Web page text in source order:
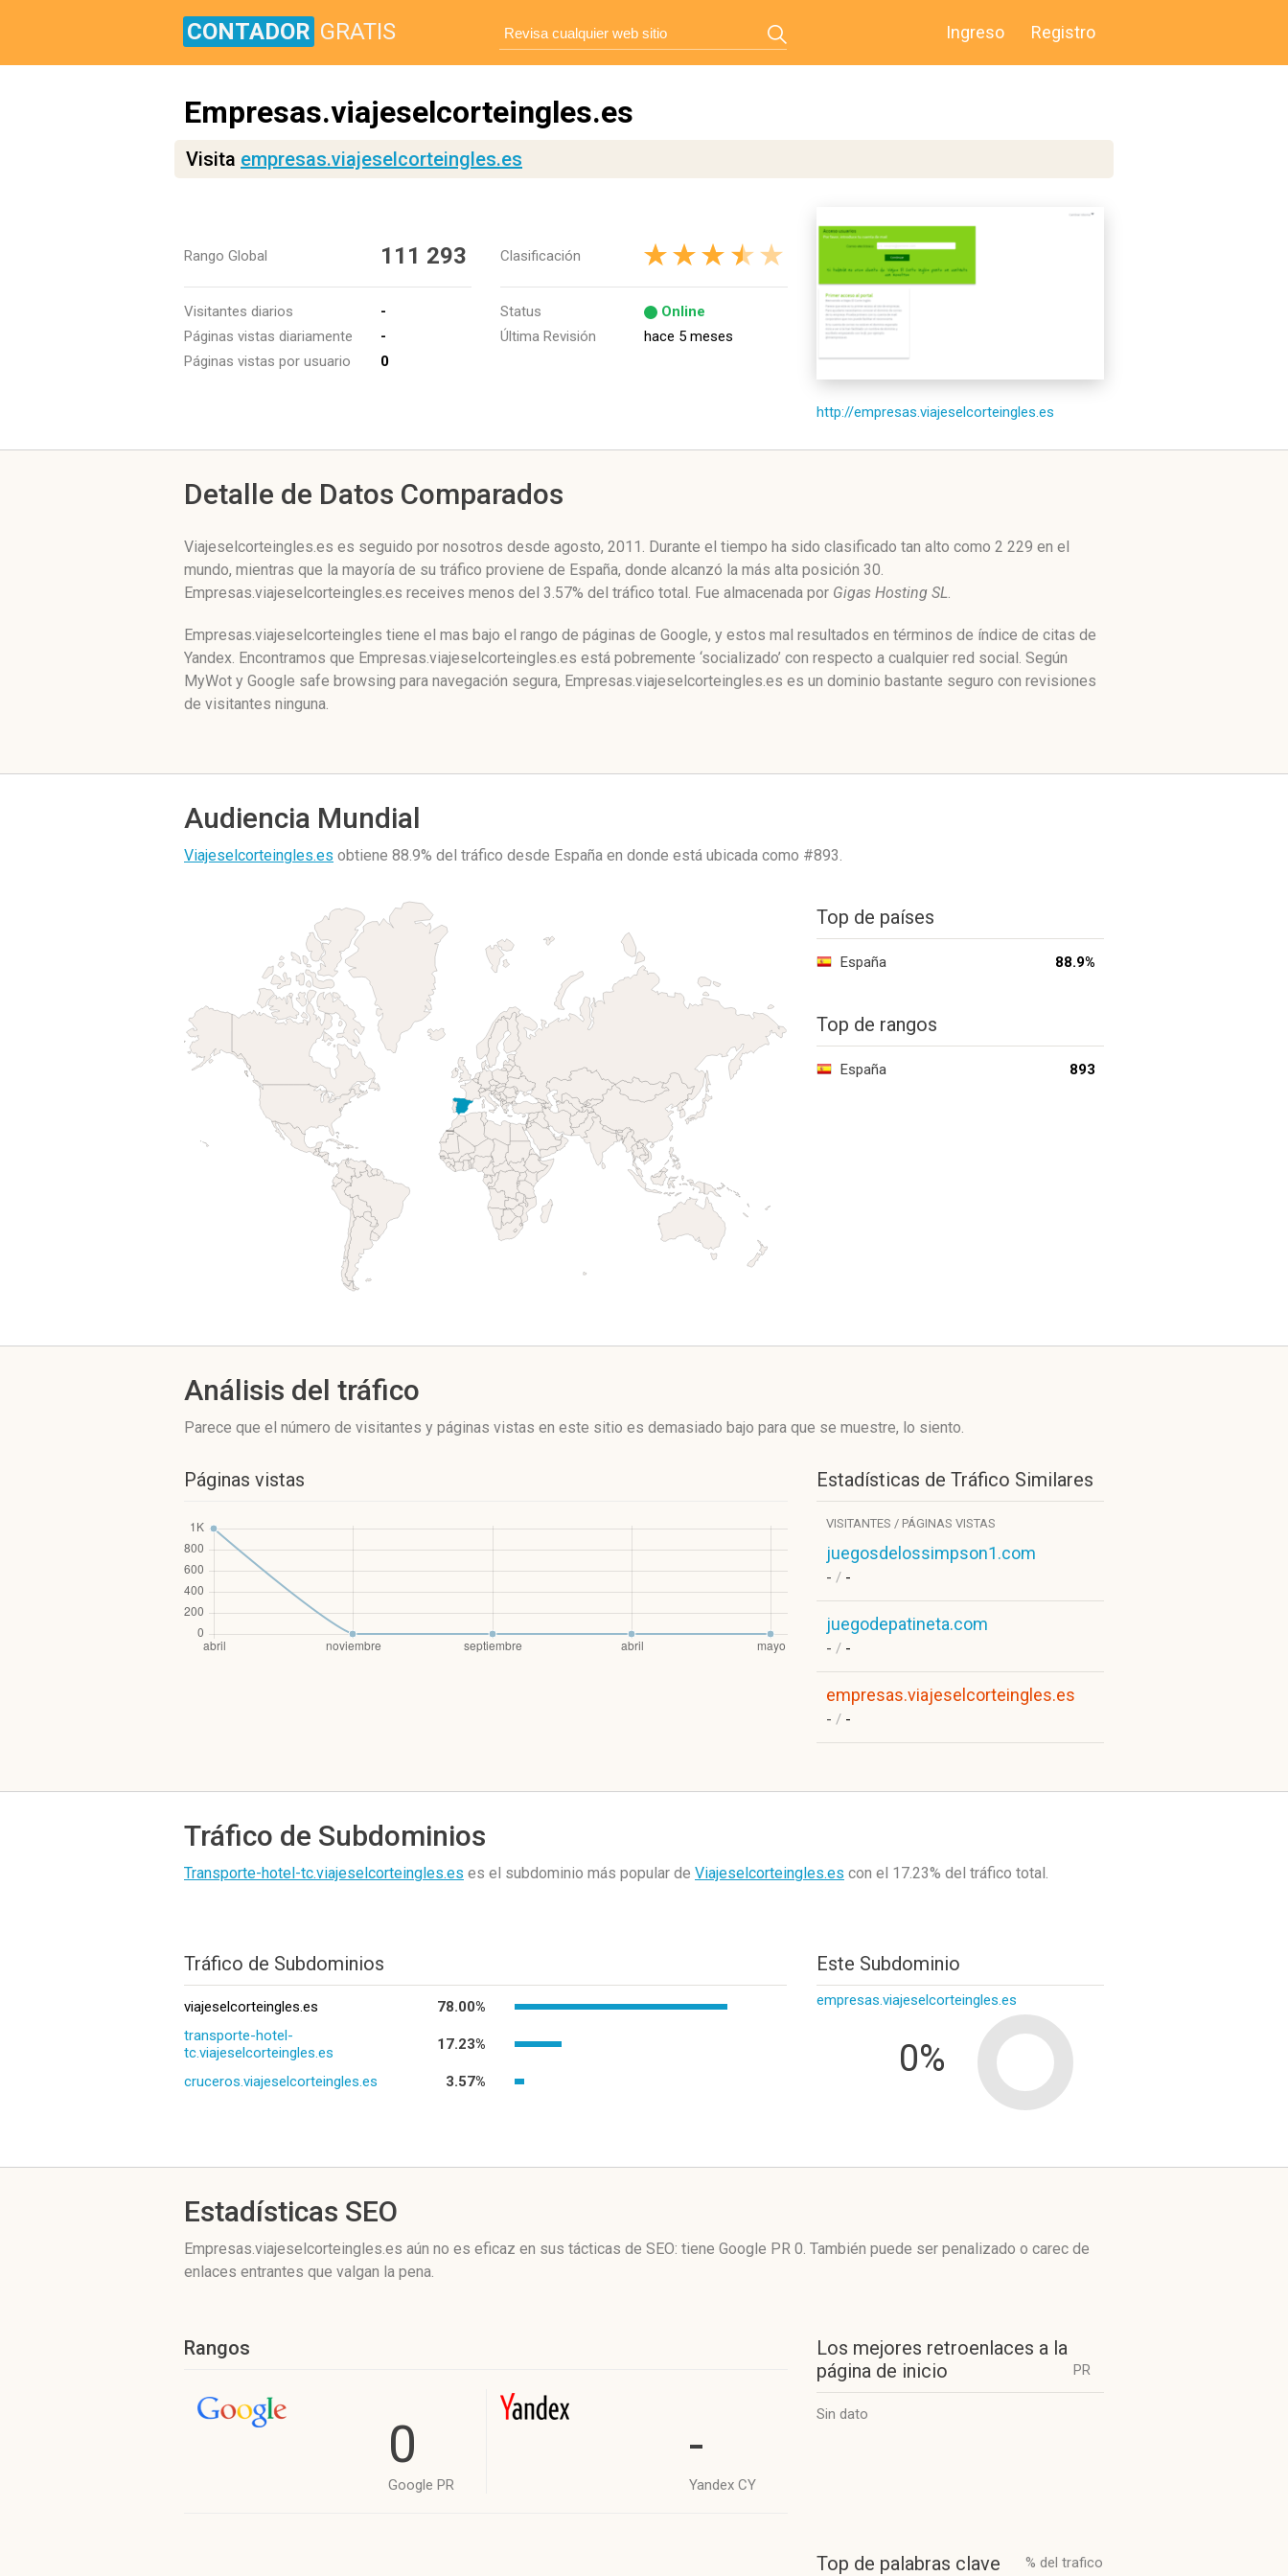
CONTADOR GRATIS Ingreso Registro
Empresas.viajeselcorteingles.es
Visita empresas.viajeselcorteingles.es
Rango Global 111 293
Visitantes diarios
-
Páginas vistas diariamente
-
Páginas vistas por usuario
0
Clasificación
Status
Online
Última Revisión
hace 5 meses
http://empresas.viajeselcorteingles.es
Detalle de Datos Comparados
Viajeselcorteingles.es es seguido por nosotros desde agosto, 2011. Durante el tiempo ha sido clasificado tan alto como 2 229 en el
mundo, mientras que la mayoría de su tráfico proviene de España, donde alcanzó la más alta posición 30.
Empresas.viajeselcorteingles.es receives menos del 3.57% del tráfico total. Fue almacenada por Gigas Hosting SL.
Empresas.viajeselcorteingles tiene el mas bajo el rango de páginas de Google, y estos mal resultados en términos de índice de citas de
Yandex. Encontramos que Empresas.viajeselcorteingles.es está pobremente ‘socializado’ con respecto a cualquier red social. Según
MyWot y Google safe browsing para navegación segura, Empresas.viajeselcorteingles.es es un dominio bastante seguro con revisiones
de visitantes ninguna.
Audiencia Mundial
Viajeselcorteingles.es obtiene 88.9% del tráfico desde España en donde está ubicada como #893.
Top de países
España 88.9%
Top de rangos
España 893
Análisis del tráfico
Parece que el número de visitantes y páginas vistas en este sitio es demasiado bajo para que se muestre, lo siento.
Páginas vistas Estadísticas de Tráfico Similares
VISITANTES / PÁGINAS VISTAS
juegosdelossimpson1.com
- / -
juegodepatineta.com
- / -
empresas.viajeselcorteingles.es
- / -
Tráfico de Subdominios
Transporte-hotel-tc.viajeselcorteingles.es es el subdominio más popular de Viajeselcorteingles.es con el 17.23% del tráfico total.
Tráfico de Subdominios
viajeselcorteingles.es
78.00%
transporte-hotel-
tc.viajeselcorteingles.es
17.23%
cruceros.viajeselcorteingles.es 3.57%
Este Subdominio
empresas.viajeselcorteingles.es
0%
Estadísticas SEO
Empresas.viajeselcorteingles.es aún no es eficaz en sus tácticas de SEO: tiene Google PR 0. También puede ser penalizado o carec de
enlaces entrantes que valgan la pena.
Rangos
0
Google PR
-
Yandex CY
Los mejores retroenlaces a la
página de inicio
PR
Sin dato
Top de palabras clave % del trafico